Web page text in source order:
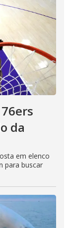
da
em elenco
para buscar